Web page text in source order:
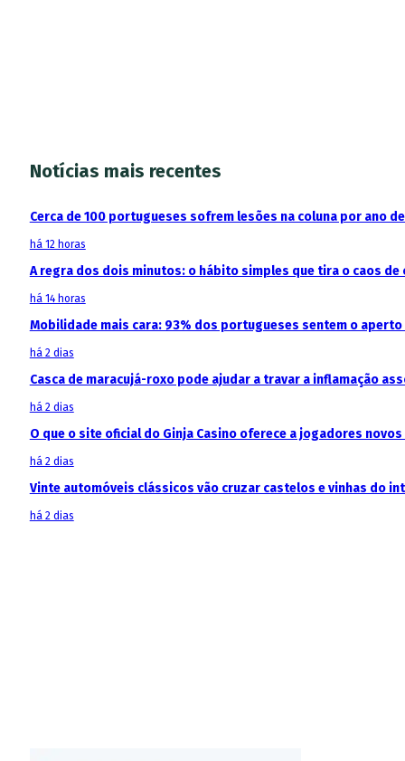
Notícias mais recentes
Cerca de 100 portugueses sofrem lesões na coluna por ano
há 12 horas
A regra dos dois minutos: o hábito simples que tira o caos de
há 14 horas
Mobilidade mais cara: 93% dos portugueses sentem o
há 2 dias
Casca de maracujá-roxo pode ajudar a travar a inflamação
há 2 dias
O que o site oficial do Ginja Casino oferece a jogadores
há 2 dias
Vinte automóveis clássicos vão cruzar castelos e vinhas do
há 2 dias